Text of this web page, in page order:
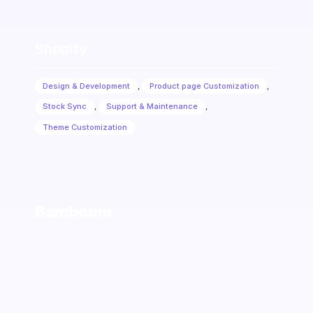
Design & Development Product page Customization
Stock Sync , Support & Maintenance ,
Theme Customization